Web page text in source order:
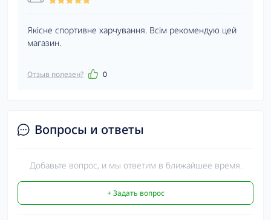
Якісне спортивне харчування. Всім рекомендую цей
магазин.
Отзыв полезен? 0
Вопросы и ответы
Добавьте вопрос, и мы ответим в ближайшее время.
+ Задать вопрос